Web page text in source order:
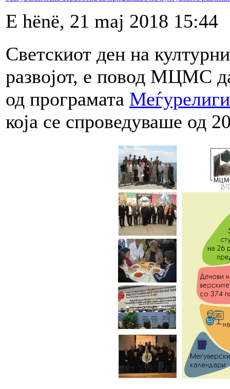
E hënë, 21 maj 2018 15:44
Светскиот ден на
развојот, е повод МЦМС
од програмата
која се спроведуваше од